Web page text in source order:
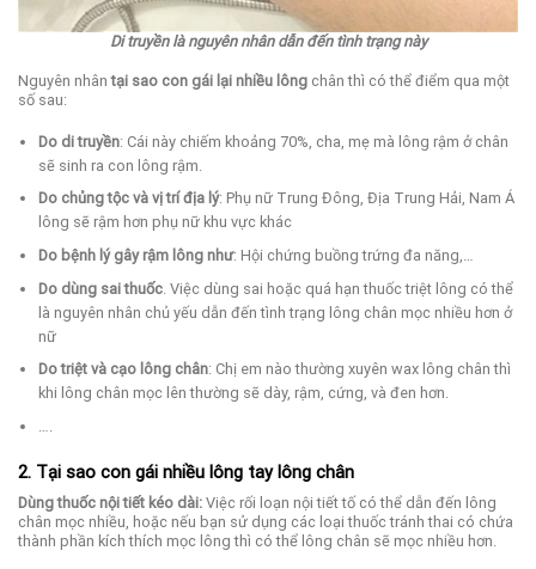
Di truyền là nguyên nhân dẫn đến tình trạng này
Nguyên nhântại sao con gái lại nhiều lông chân thì có thể điểm qua một
số sau:
Do di truyền: Cái này chiếm khoảng 70%, cha, mẹ mà lông rậm ở chân
sẽ sinh ra con lông rậm.
Do chủng tộc và vị trí địa lý: Phụ nữ Trung Đông, Địa Trung Hải, Nam Á
lông sẽ rậm hơn phụ nữ khu vực khác
Do bệnh lý gây rậm lông như: Hội chứng buồng trứng đa năng,…
Do dùng sai thuốc. Việc dùng sai hoặc quá hạn thuốc triệt lông có thể
là nguyên nhân chủ yếu dẫn đến tình trạng lông chân mọc nhiều hơn ở
nữ
Do triệt và cạo lông chân: Chị em nào thường xuyên wax lông chân thì
khi lông chân mọc lên thường sẽ dày, rậm, cứng, và đen hơn.
….
2. Tại sao con gái nhiều lông tay lông chân
Dùng thuốc nội tiết kéo dài: Việc rối loạn nội tiết tố có thể dẫn đến lông
chân mọc nhiều, hoặc nếu bạn sử dụng các loại thuốc tránh thai có chứa
thành phần kích thích mọc lông thì có thể lông chân sẽ mọc nhiều hơn.